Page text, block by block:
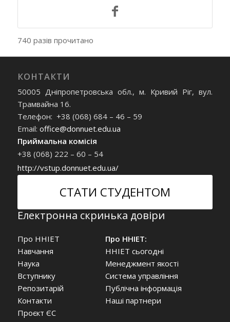
740 разів прочитано
КОНТАКТИ
50005 Дніпропетровська обл., м. Кривий Ріг, вул.
Трамвайна 16.
Телефон: +38 (068) 684 – 46 – 59
Email: office@donnuet.edu.ua
Приймальна комісія
+38 (068) 222 – 60 – 54
http://vstup.donnuet.edu.ua/
СТАТИ СТУДЕНТОМ
Електронна скринька довіри
Про ННІЕТ
Навчання
Наука
Вступнику
Репозитарій
Контакти
Проєкт ЄС
Про ННІЕТ:
ННІЕТ сьогодні
Менеджмент якості
Система управління
Публічна інформація
Наші партнери